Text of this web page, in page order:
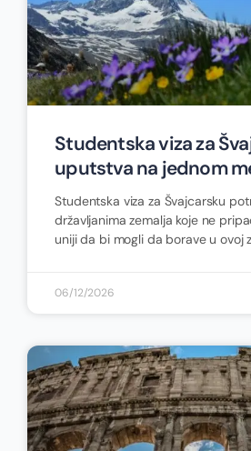
Studentska viza za
uputstva na jednom
Studentska viza za Švajcarsku
državljanima zemalja koje ne
uniji da bi mogli da borave u ovoj
06/12/2026